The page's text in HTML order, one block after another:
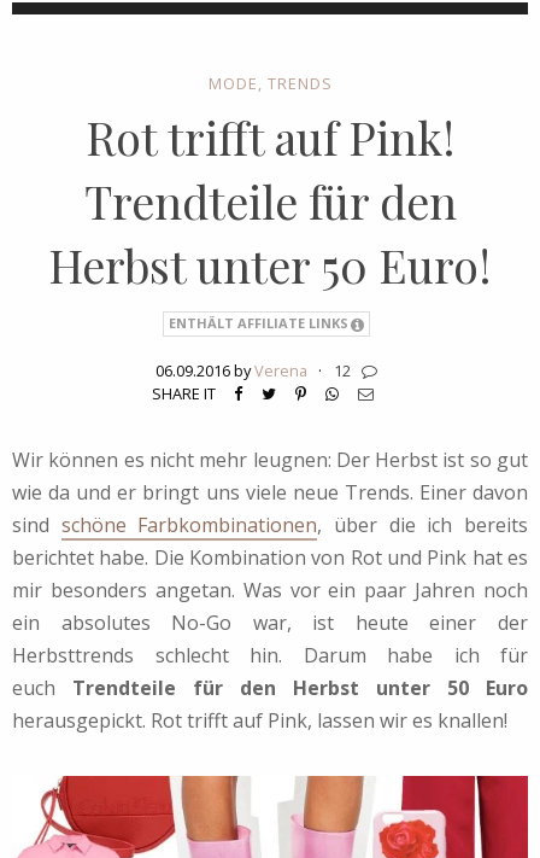
MODE, TRENDS
Rot trifft auf Pink!
Trendteile für den
Herbst unter 50 Euro!
ENTHÄLT AFFILIATE LINKS
06.09.2016 byVerena ·
12
SHARE IT
Wir können es nicht mehr leugnen: Der Herbst ist so gut
wie da und er bringt uns viele neue Trends. Einer davon
sind schöne Farbkombinationen, über die ich bereits
berichtet habe. Die Kombination von Rot und Pink hat es
mir besonders angetan. Was vor ein paar Jahren noch
ein absolutes No-Go war, ist heute einer der
Herbsttrends schlecht hin. Darum habe ich für
euch Trendteile für den Herbst unter 50 Euro
herausgepickt. Rot trifft auf Pink, lassen wir es knallen!